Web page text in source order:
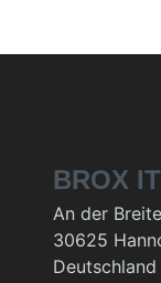
BROX
An der
30625
Deutschland